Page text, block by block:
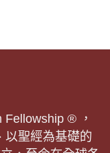
® ，
以聖經為基礎的